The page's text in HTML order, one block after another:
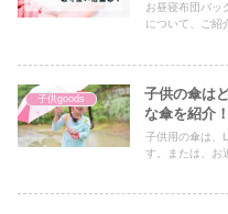
お昼寝布団バッ
について、ご紹
子供goods
子供の傘は
な傘を紹介！
子供用の傘は、
す。または、お